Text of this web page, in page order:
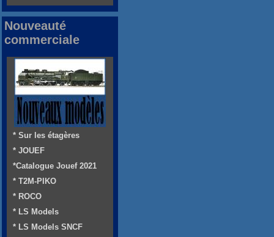
Nouveauté
commerciale
* Sur les étagères
* JOUEF
*Catalogue Jouef 2021
* T2M-PIKO
* ROCO
* LS Models
* LS Models SNCF